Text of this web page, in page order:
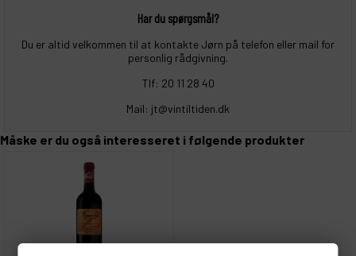
Har du spørgsmål?
Du er altid velkommen til at kontakte Jørn på telefon eller mail for
personlig rådgivning.
Tlf: 20 11 28 40
Mail: jt@vintiltiden.dk
Måske er du også interesseret i følgende produkter